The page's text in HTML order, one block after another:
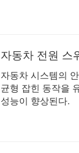
자동차 전원 스
자동차 시스템의
균형 잡힌 동작을
성능이 향상된다.